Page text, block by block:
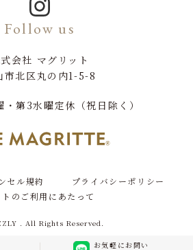
Follow us
会社 マグリット
市北区丸の内1-5-8
第3水曜定休（祝日除く）
セル規約
プライバシーポリシー
トのご利用にあたって
. All Rights Reserved.
お気軽にお問い